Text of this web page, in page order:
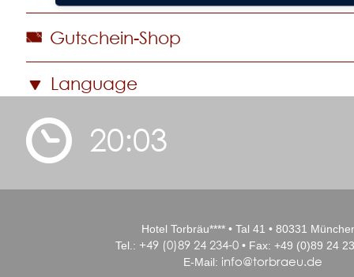
Gutschein-Shop
Language
20:03
Hotel Torbräu**** • Tal 41 • 80331
Tel.: +49 (0)89 24 234-0• Fax: +49 (0)89 24
E-Mail: info@torbraeu.de